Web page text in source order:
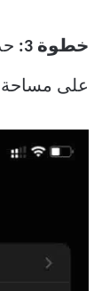
خطوة 3:
على مساحة